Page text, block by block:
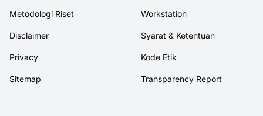
Metodologi Riset Workstation
Disclaimer Syarat & Ketentuan
Privacy Kode Etik
Sitemap Transparency Report